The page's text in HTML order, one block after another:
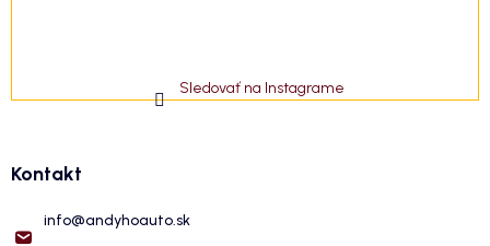
Sledovať na Instagrame
Kontakt
info@andyhoauto.sk